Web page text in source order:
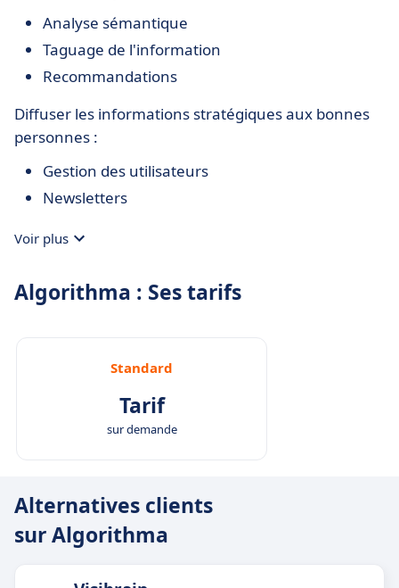
Analyse sémantique
Taguage de l'information
Recommandations
Diffuser les informations stratégiques aux bonnes
personnes :
Gestion des utilisateurs
Newsletters
Voir plus
Algorithma : Ses tarifs
Standard
Tarif
sur demande
Alternatives clients
sur Algorithma